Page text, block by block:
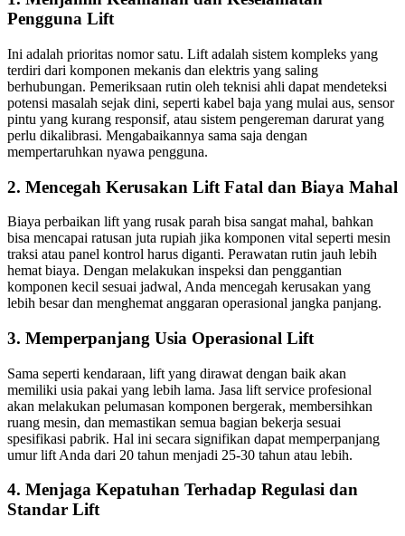
Pengguna Lift
Ini adalah prioritas nomor satu. Lift adalah sistem kompleks yang
terdiri dari komponen mekanis dan elektris yang saling
berhubungan. Pemeriksaan rutin oleh teknisi ahli dapat mendeteksi
potensi masalah sejak dini, seperti kabel baja yang mulai aus, sensor
pintu yang kurang responsif, atau sistem pengereman darurat yang
perlu dikalibrasi. Mengabaikannya sama saja dengan
mempertaruhkan nyawa pengguna.
2. Mencegah Kerusakan Lift Fatal dan Biaya Mahal
Biaya perbaikan lift yang rusak parah bisa sangat mahal, bahkan
bisa mencapai ratusan juta rupiah jika komponen vital seperti mesin
traksi atau panel kontrol harus diganti. Perawatan rutin jauh lebih
hemat biaya. Dengan melakukan inspeksi dan penggantian
komponen kecil sesuai jadwal, Anda mencegah kerusakan yang
lebih besar dan menghemat anggaran operasional jangka panjang.
3. Memperpanjang Usia Operasional Lift
Sama seperti kendaraan, lift yang dirawat dengan baik akan
memiliki usia pakai yang lebih lama. Jasa lift service profesional
akan melakukan pelumasan komponen bergerak, membersihkan
ruang mesin, dan memastikan semua bagian bekerja sesuai
spesifikasi pabrik. Hal ini secara signifikan dapat memperpanjang
umur lift Anda dari 20 tahun menjadi 25-30 tahun atau lebih.
4. Menjaga Kepatuhan Terhadap Regulasi dan
Standar Lift